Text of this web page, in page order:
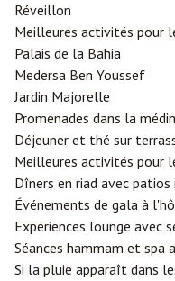
Réveillon
Meilleures activités pour
Palais de la Bahia
Medersa Ben Youssef
Jardin Majorelle
Promenades dans la
Déjeuner et thé sur
Meilleures activités pour
Dîners en riad avec patios
Événements de gala à
Expériences lounge avec
Séances hammam et spa
Si la pluie apparaît dans